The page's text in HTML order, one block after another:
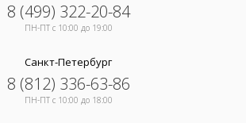
8 (499) 322-20-84
ПН-ПТ c 10:00 до 19:00
Санкт-Петербург
8 (812) 336-63-86
ПН-ПТ c 10:00 до 18:00